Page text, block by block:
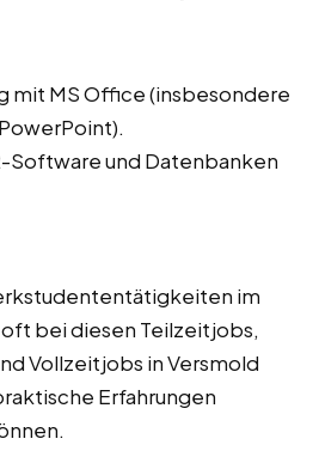
mit MS Office (insbesondere
Software und Datenbanken
im
bei diesen Teilzeitjobs,
Vollzeitjobs in Versmold
Erfahrungen